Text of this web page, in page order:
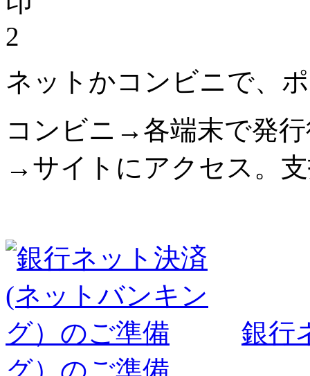
2
ネットかコンビニで、
コンビニ→各端末で発
→サイトにアクセス。
銀行
グ）のご準備